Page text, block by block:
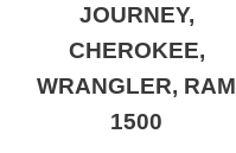
JOURNEY,
CHEROKEE,
WRANGLER, RAM
1500